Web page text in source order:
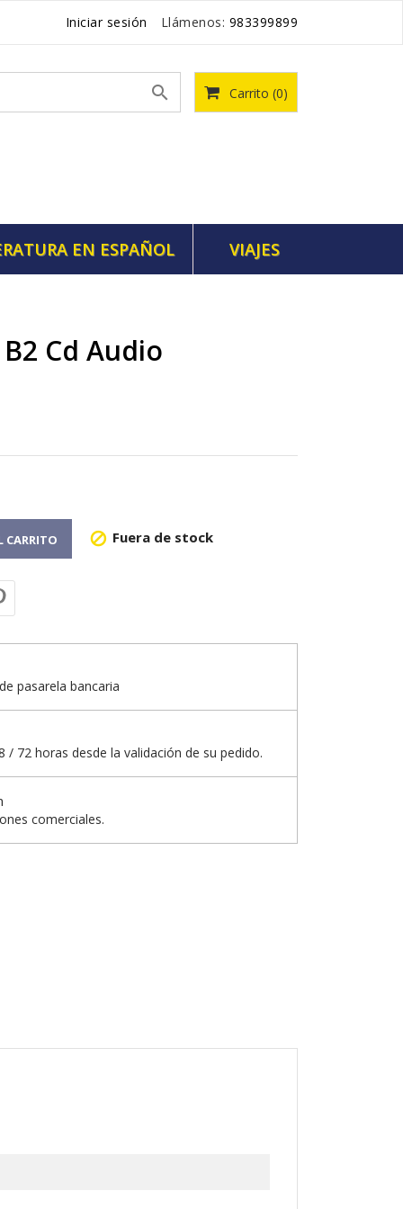
Iniciar sesión Llámenos: 983399899
Carrito (0)

EN ESPAÑOL VIAJES
Cd Audio
CARRITO  Fuera de stock
pasarela bancaria
/ 72 horas desde la validación de su pedido.
comerciales.